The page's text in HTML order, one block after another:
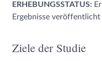
ERHEBUNGSSTATUS:
Ergebnisse veröffentlicht
Ziele der Studie